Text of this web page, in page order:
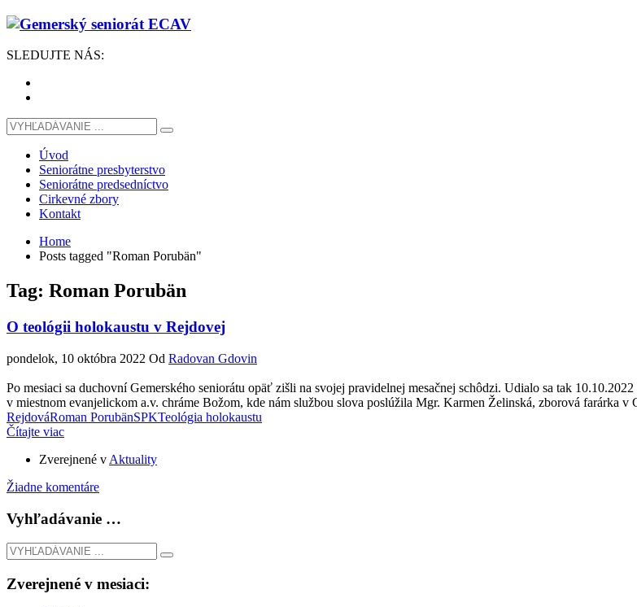
SLEDUJTE NÁS:
Úvod
Seniorátne presbyterstvo
Seniorátne predsedníctvo
Cirkevné zbory
Kontakt
Home
Posts tagged "Roman Porubän"
Tag: Roman Porubän
O teológii holokaustu v Rejdovej
pondelok, 10 októbra 2022 Od Radovan Gdovin
Po mesiaci sa duchovní Gemerského seniorátu opäť zišli na svojej pravidelnej mesačnej schôdzi. Udialo sa tak
v miestnom evanjelickom a.v. chráme Božom, kde nám službou slova poslúžila Mgr. Karmen Želinská, zborová farárka
RejdováRoman PorubänSPKTeológia holokaustu
Čítajte viac
Zverejnené v Aktuality
Žiadne komentáre
Vyhľadávanie …
Zverejnené v mesiaci: